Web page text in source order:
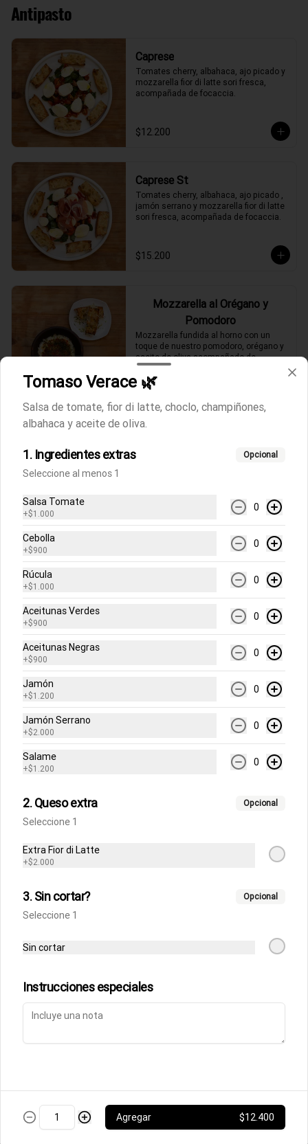
Antipasto
Caprese
Tomates cherry, albahaca, ajo picado y
mozzarella fior di latte sori fresca,
acompañada de focaccia.
$12.200
Caprese St
Tomates cherry, albahaca, ajo picado ,
jamón serrano y mozzarella fior di latte
sori fresca, acompañada de focaccia.
$15.200
Mozzarella al Orégano y
Pomodoro
Mozzarella fundida al horno con un
toque de nuestro pomodoro, orégano y
aceite de oliva acompañado de
focaccia.
$9.100
Rucola
queso parmesano fresco acompañado
Pastas
Fettuccine Pesto
Pasta fresca con salsa de pesto y
queso parmesano, acompañado de
focaccia.
$10.500
Fettuccine Pomodoro y
(tomates triturados italianos) , queso
parmesano y albahaca acompañados
Pasta fresca con salsa boloñesa con
Lasagna de berenjenas con salsa
rossa (tomates italianos triturados y un
toque de crema) y queso parmesano.
$9.500
Ñoquis a la Rossa
Ñoquis con salsa boloñesa a la crema y
queso parmesano acompañados de
Tomaso Verace 🌿
Salsa de tomate, fior di latte, choclo, champiñones,
albahaca y aceite de oliva.
1. Ingredientes extras Opcional
Seleccione al menos 1
Salsa Tomate
+$1.000
0
Cebolla
+$900
0
Rúcula
+$1.000
0
Aceitunas Verdes
+$900
0
Aceitunas Negras
+$900
0
Jamón
+$1.200
0
Jamón Serrano
+$2.000
0
Salame
+$1.200
0
2. Queso extra Opcional
Seleccione 1
Extra Fior di Latte
+$2.000
3. Sin cortar? Opcional
Seleccione 1
Sin cortar
Instrucciones especiales
Agregar $12.400